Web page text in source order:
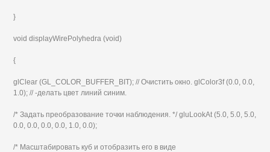
}
void displayWirePolyhedra (void)
{
glClear (GL_COLOR_BUFFER_BIT); // Очистить окно. glColor3f (0.0, 0.0,
1.0); // -делать цвет линий синим.
/* Задать преобразование точки наблюдения. */ gluLookAt (5.0, 5.0, 5.0,
0.0, 0.0, 0.0, 0.0, 1.0, 0.0);
/* Масштабировать куб и отобразить его в виде